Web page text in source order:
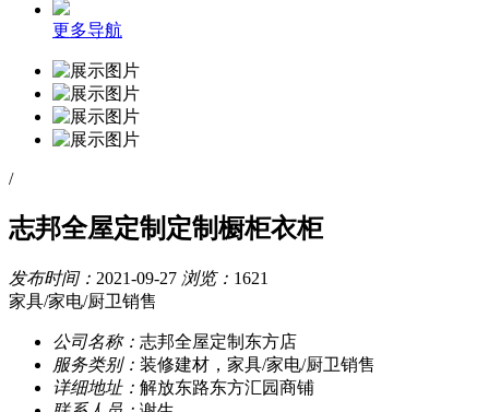
更多导航
/
志邦全屋定制定制橱柜衣柜
发布时间： 2021-09-27 浏览： 1621
家具/家电/厨卫销售
公司名称： 志邦全屋定制东方店
服务类别： 装修建材，家具/家电/厨卫销售
详细地址： 解放东路东方汇园商铺